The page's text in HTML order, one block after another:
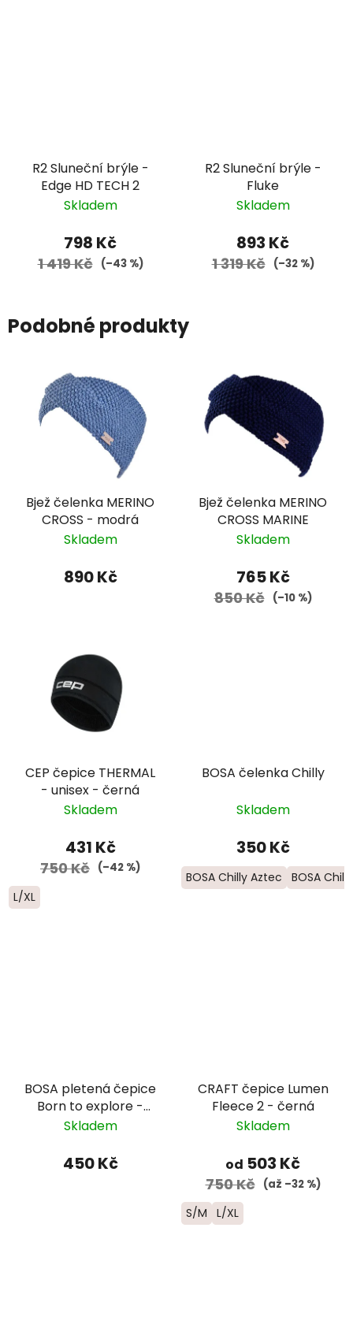
R2 Sluneční brýle -
Edge HD TECH 2
Skladem
798 Kč
1 419 Kč (–43 %)
R2 Sluneční brýle -
Fluke
Skladem
893 Kč
1 319 Kč (–32 %)
Podobné produkty
Bjež čelenka MERINO
CROSS - modrá
Skladem
890 Kč
Bjež čelenka MERINO
CROSS MARINE
Skladem
765 Kč
850 Kč (–10 %)
CEP čepice THERMAL
- unisex - černá
Skladem
431 Kč
750 Kč (–42 %)
L/XL
BOSA čelenka Chilly
Skladem
350 Kč
BOSA Chilly Aztec BOSA
BOSA pletená čepice
Born to explore -
modrá
Skladem
450 Kč
CRAFT čepice Lumen
Fleece 2 - černá
Skladem
od 503 Kč
750 Kč (až –32 %)
S/M L/XL